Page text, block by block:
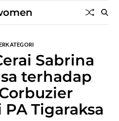
Sabrina
terhadap
Tigaraksa